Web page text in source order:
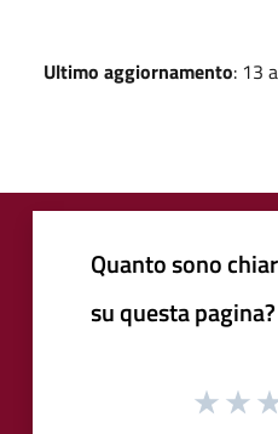
Ultimo aggiornamento: 13
Quanto sono
su questa pagina?